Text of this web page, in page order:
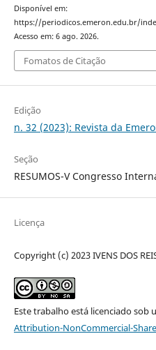
Disponível em:
https://periodicos.emeron.edu.br/
Acesso em: 6 ago. 2026.
Fomatos de Citação
Edição
n. 32 (2023): Revista da
Seção
RESUMOS-V Congresso
Licença
Copyright (c) 2023 IVENS DOS
Este trabalho está licenciado sob
Attribution-NonCommercial-